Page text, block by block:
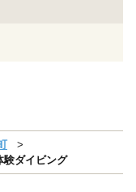
験ダイビング